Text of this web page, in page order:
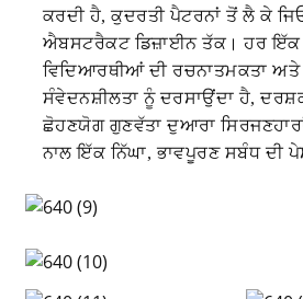
ਕਰਦੀ ਹੈ, ਕੁਦਰਤੀ ਪੈਟਰਨਾਂ ਤੋਂ ਲੈ ਕੇ
ਐਬਸਟਰੈਕਟ ਡਿਜ਼ਾਈਨ ਤੱਕ। ਹਰ ਇੱਕ
ਵਿਦਿਆਰਥੀਆਂ ਦੀ ਰਚਨਾਤਮਕਤਾ ਅਤੇ
ਸੰਵੇਦਨਸ਼ੀਲਤਾ ਨੂੰ ਦਰਸਾਉਂਦਾ ਹੈ,
ਛੋਹਣਯੋਗ ਗੁਣਵੱਤਾ ਦੁਆਰਾ
ਨਾਲ ਇੱਕ ਨਿੱਘਾ, ਭਾਵਪੂਰਣ ਸਬੰਧ ਦੀ